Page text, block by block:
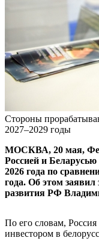
Стороны
2027–2029 годы
МОСКВА, 20 мая,
Россией и
2026 года по
года. Об этом
развития РФ
По его словам,
инвестором в